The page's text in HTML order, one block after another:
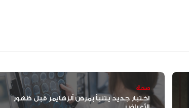
صحة
اختبار جديد يتنبأ بمرض ألزهايمر قبل ظهور